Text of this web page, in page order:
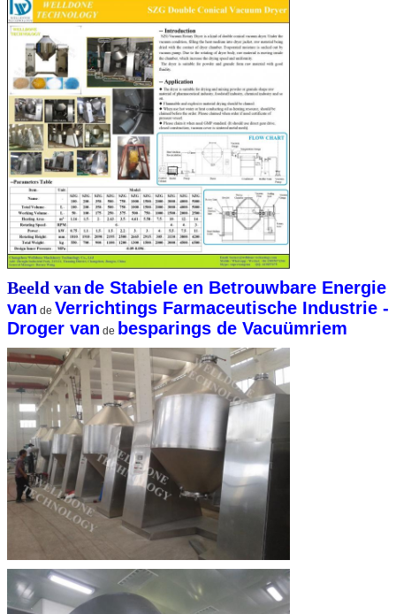
Beeld vande Stabiele en Betrouwbare Energie
van de Verrichtings Farmaceutische Industrie -
Droger van de besparings de Vacuümriem